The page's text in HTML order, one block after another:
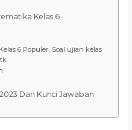
Kelas 6
6 Populer, Soal ujian kelas
Dan Kunci Jawaban